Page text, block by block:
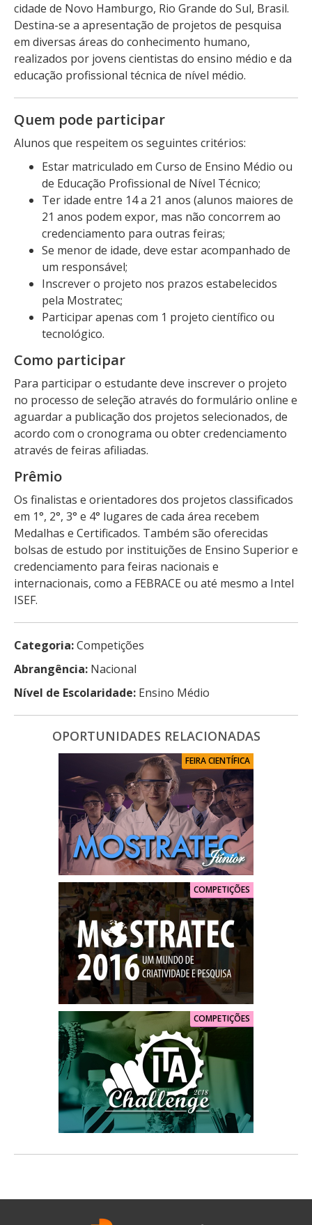
cidade de Novo Hamburgo, Rio Grande do Sul, Brasil.
Destina-se a apresentação de projetos de pesquisa
em diversas áreas do conhecimento humano,
realizados por jovens cientistas do ensino médio e da
educação profissional técnica de nível médio.
Quem pode participar
Alunos que respeitem os seguintes critérios:
Estar matriculado em Curso de Ensino Médio ou
de Educação Profissional de Nível Técnico;
Ter idade entre 14 a 21 anos (alunos maiores de
21 anos podem expor, mas não concorrem ao
credenciamento para outras feiras;
Se menor de idade, deve estar acompanhado de
um responsável;
Inscrever o projeto nos prazos estabelecidos
pela Mostratec;
Participar apenas com 1 projeto científico ou
tecnológico.
Como participar
Para participar o estudante deve inscrever o projeto
no processo de seleção através do formulário online e
aguardar a publicação dos projetos selecionados, de
acordo com o cronograma ou obter credenciamento
através de feiras afiliadas.
Prêmio
Os finalistas e orientadores dos projetos classificados
em 1°, 2°, 3° e 4° lugares de cada área recebem
Medalhas e Certificados. Também são oferecidas
bolsas de estudo por instituições de Ensino Superior e
credenciamento para feiras nacionais e
internacionais, como a FEBRACE ou até mesmo a Intel
ISEF.
Categoria:Competições
Abrangência: Nacional
Nível de Escolaridade: Ensino Médio
OPORTUNIDADES RELACIONADAS
FEIRA CIENTÍFICA
COMPETIÇÕES
COMPETIÇÕES